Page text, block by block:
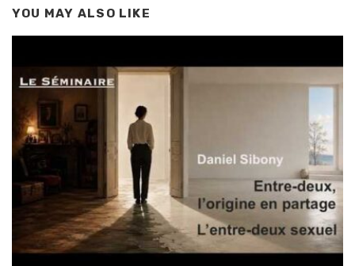
YOU MAY ALSO LIKE